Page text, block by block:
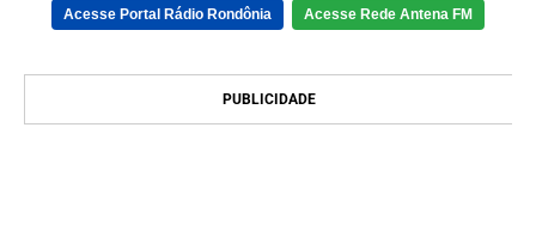
Acesse Portal Rádio Rondônia Acesse Rede Antena FM
PUBLICIDADE